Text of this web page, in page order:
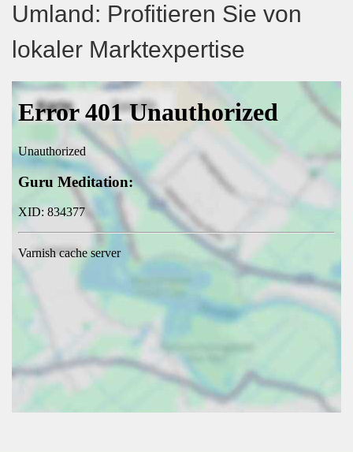
Umland: Profitieren Sie von
lokaler Marktexpertise